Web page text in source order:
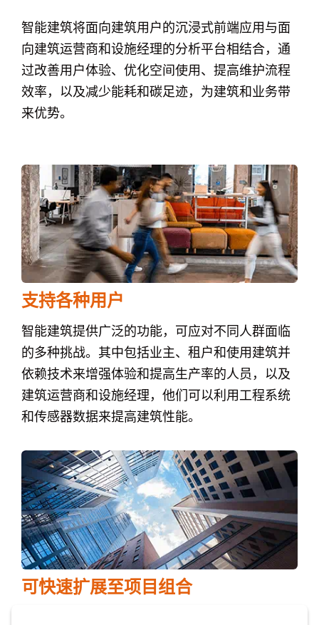
智能建筑将面向建筑用户的沉浸式前端应用与面
向建筑运营商和设施经理的分析平台相结合，通
过改善用户体验、优化空间使用、提高维护流程
效率，以及减少能耗和碳足迹，为建筑和业务带
来优势。
支持各种用户
智能建筑提供广泛的功能，可应对不同人群面临
的多种挑战。其中包括业主、租户和使用建筑并
依赖技术来增强体验和提高生产率的人员，以及
建筑运营商和设施经理，他们可以利用工程系统
和传感器数据来提高建筑性能。
可快速扩展至项目组合